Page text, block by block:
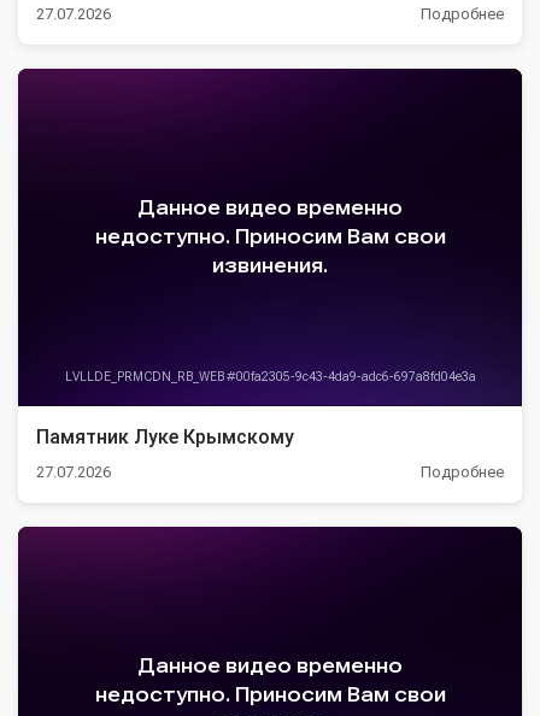
27.07.2026 Подробнее
Памятник Луке Крымскому
27.07.2026 Подробнее